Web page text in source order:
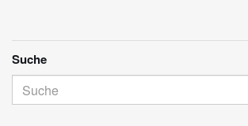
Suche
Suche